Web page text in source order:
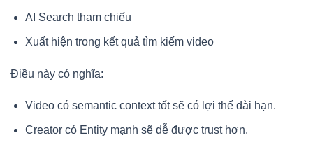
AI Search tham chiếu
Xuất hiện trong kết quả tìm kiếm video
Điều này có nghĩa:
Video có semantic context tốt sẽ có lợi thế dài hạn.
Creator có Entity mạnh sẽ dễ được trust hơn.